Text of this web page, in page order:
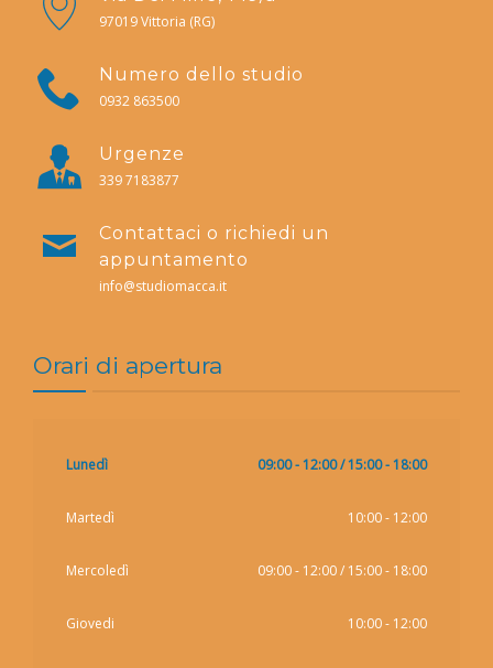
97019 Vittoria (RG)
Numero dello studio
0932 863500
Urgenze
339 7183877
Contattaci o richiedi un
appuntamento
info@studiomacca.it
Orari di apertura
Lunedì 09:00 - 12:00 / 15:00 - 18:00
Martedì 10:00 - 12:00
Mercoledì 09:00 - 12:00 / 15:00 - 18:00
Giovedi 10:00 - 12:00